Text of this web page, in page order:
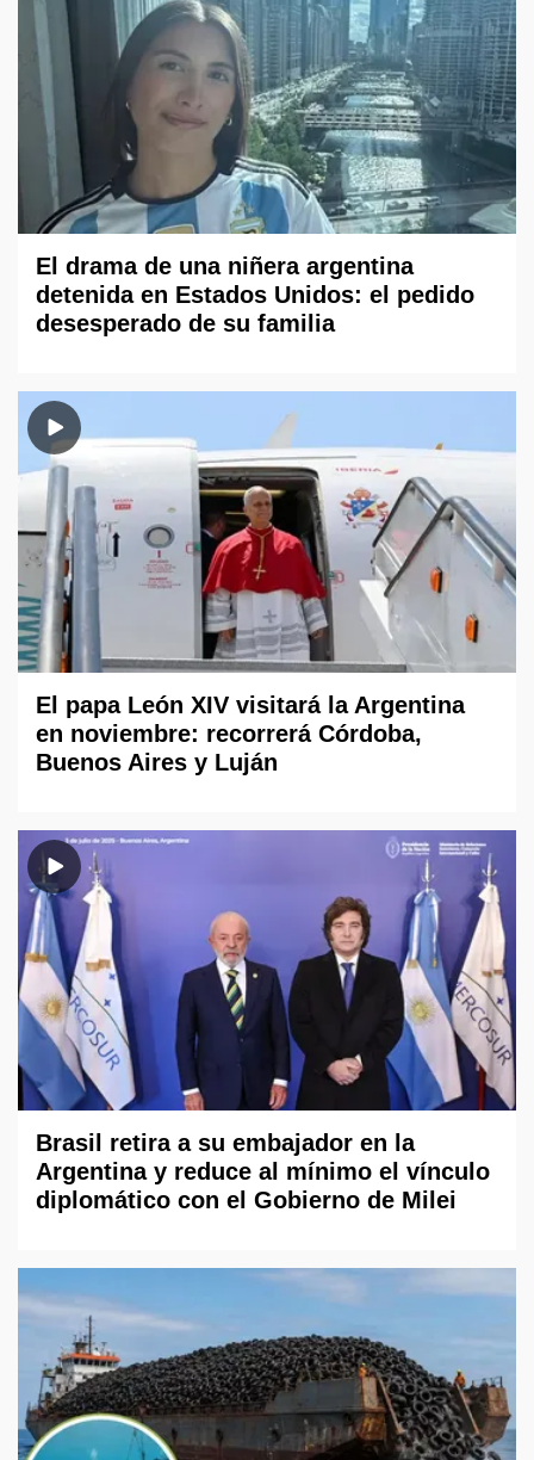
El drama de una niñera argentina
detenida en Estados Unidos: el pedido
desesperado de su familia
El papa León XIV visitará la Argentina
en noviembre: recorrerá Córdoba,
Buenos Aires y Luján
Brasil retira a su embajador en la
Argentina y reduce al mínimo el vínculo
diplomático con el Gobierno de Milei